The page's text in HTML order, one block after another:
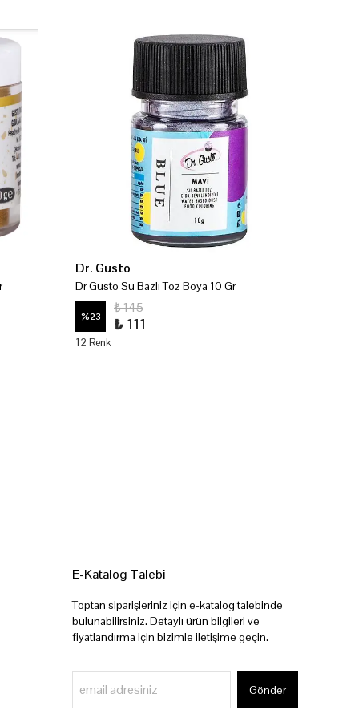
Dr. Gusto
Dr Gusto Su Bazlı Toz Boya 10 Gr
%23
₺ 145
₺ 111
12 Renk
E-Katalog Talebi
Toptan siparişleriniz için e-katalog talebinde
bulunabilirsiniz. Detaylı ürün bilgileri ve
fiyatlandırma için bizimle iletişime geçin.
Gönder